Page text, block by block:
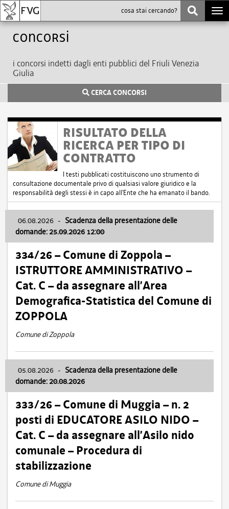
Concorsi
i concorsi indetti dagli enti pubblici del Friuli Venezia
Giulia
CERCA CONCORSI
RISULTATO DELLA
RICERCA PER TIPO DI
CONTRATTO
I testi pubblicati costituiscono uno strumento di
consultazione documentale privo di qualsiasi valore giuridico e la
responsabilità degli stessi è in capo all'Ente che ha emanato il bando.
06.08.2026 - Scadenza della presentazione delle
domande: 25.09.2026 12:00
334/26 – Comune di Zoppola –
ISTRUTTORE AMMINISTRATIVO –
Cat. C – da assegnare all’Area
Demografica-Statistica del Comune di
ZOPPOLA
Comune di Zoppola
05.08.2026 - Scadenza della presentazione delle
domande: 20.08.2026
333/26 – Comune di Muggia – n. 2
posti di EDUCATORE ASILO NIDO –
Cat. C – da assegnare all’Asilo nido
comunale – Procedura di
stabilizzazione
Comune di Muggia